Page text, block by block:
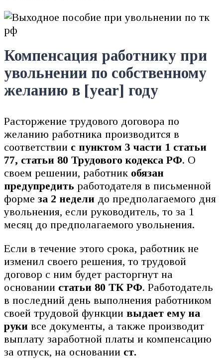
Компенсация работнику при
увольнении по собственному
желанию в [year] году
Расторжение трудового договора по
желанию работника производится в
соответствии с пунктом 3 части 1 статьи
77, статьи 80 Трудового кодекса РФ. О
своем решении, работник обязан
предупредить работодателя в письменной
форме за 2 недели до предполагаемого дня
увольнения, если руководитель, то за 1
месяц до предполагаемого увольнения.
Если в течение этого срока, работник не
изменил своего решения, то трудовой
договор с ним будет расторгнут на
основании статьи 80 ТК РФ. Работодатель
в последний день выполнения работником
своей трудовой функции выдает ему на
руки все документы, а также производит
выплату заработной платы и компенсацию
за отпуск, на основании ст.